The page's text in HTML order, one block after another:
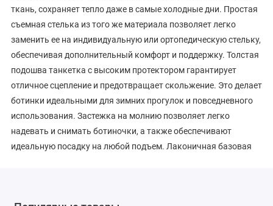
ткань, сохраняет тепло даже в самые холодные дни. Простая
съемная стелька из того же материала позволяет легко
заменить ее на индивидуальную или ортопедическую стельку,
обеспечивая дополнительный комфорт и поддержку. Толстая
подошва танкетка с высоким протектором гарантирует
отличное сцепление и предотвращает скольжение. Это делает
ботинки идеальными для зимних прогулок и повседневного
использования. Застежка на молнию позволяет легко
надевать и снимать ботиночки, а также обеспечивают
идеальную посадку на любой подъем. Лаконичная базовая